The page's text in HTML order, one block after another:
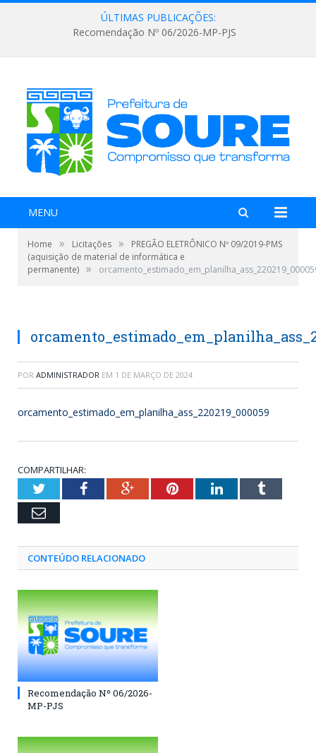
ÚLTIMAS PUBLICAÇÕES:
Recomendação Nº 06/2026-MP-PJS
MENU
Home » Licitações »
PREGÃO ELETRÔNICO Nº 09/2019-PMS
(aquisição de material de informática e
permanente) »
POR ADMINISTRADOR EM 1 DE MARÇO DE 2024
orcamento_estimado_em_planilha_ass_220219_000059
COMPARTILHAR:
TwitterFacebookGoogle+PinterestLinkedInTumblr
Email
CONTEÚDO RELACIONADO
Recomendação Nº 06/2026-
MP-PJS